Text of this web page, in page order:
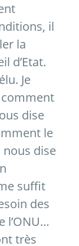
il
la
d’Etat.
Je
comment
dise
le
nous dise
suffit
des
l’ONU…
très